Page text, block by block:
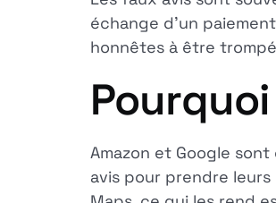
échange d'un
honnêtes à être
Amazon et Google
avis pour prendre